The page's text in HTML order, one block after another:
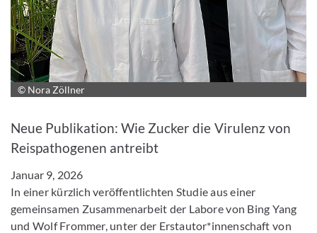
© Nora Zöllner
Neue Publikation: Wie Zucker die Virulenz von
Reispathogenen antreibt
Januar 9, 2026
In einer kürzlich veröffentlichten Studie aus einer
gemeinsamen Zusammenarbeit der Labore von Bing Yang
und Wolf Frommer, unter der Erstautor*innenschaft von